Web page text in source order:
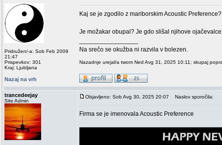
Pridružen/-a: Sob Feb 2009
21:47
Prispevkov: 301
Kraj: Ljubljana
Kaj se je zgodilo z mariborskim Acoustic Preference?
Je možakar obupal? Je gdo slišal njihove
Na srečo se okužba ni razvila v bolezen.
Nazadnje urejal/a twom Ned Avg 31, 2025 10:11; skupaj
Nazaj na vrh
trancedeejay
Site Admin
Objavljeno: Sob Avg 30, 2025 20:07 Naslov sporočila:
Firma se je imenovala Acoustic Preference